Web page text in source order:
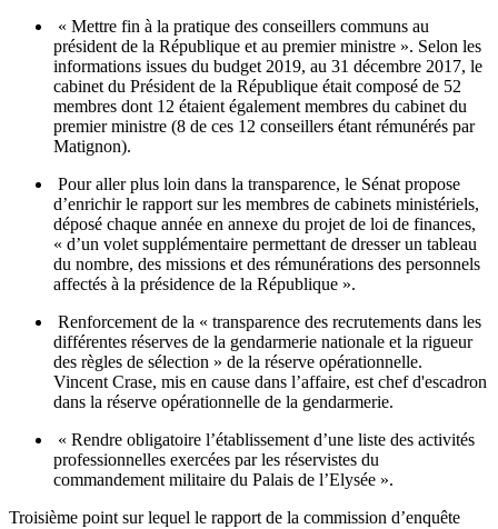
« Mettre fin à la pratique des conseillers communs au
président de la République et au premier ministre ». Selon les
informations issues du budget 2019, au 31 décembre 2017, le
cabinet du Président de la République était composé de 52
membres dont 12 étaient également membres du cabinet du
premier ministre (8 de ces 12 conseillers étant rémunérés par
Matignon).
Pour aller plus loin dans la transparence, le Sénat propose
d’enrichir le rapport sur les membres de cabinets ministériels,
déposé chaque année en annexe du projet de loi de finances,
« d’un volet supplémentaire permettant de dresser un tableau
du nombre, des missions et des rémunérations des personnels
affectés à la présidence de la République ».
Renforcement de la « transparence des recrutements dans les
différentes réserves de la gendarmerie nationale et la rigueur
des règles de sélection » de la réserve opérationnelle.
Vincent Crase, mis en cause dans l’affaire, est chef d'escadron
dans la réserve opérationnelle de la gendarmerie.
« Rendre obligatoire l’établissement d’une liste des activités
professionnelles exercées par les réservistes du
commandement militaire du Palais de l’Elysée ».
Troisième point sur lequel le rapport de la commission d’enquête